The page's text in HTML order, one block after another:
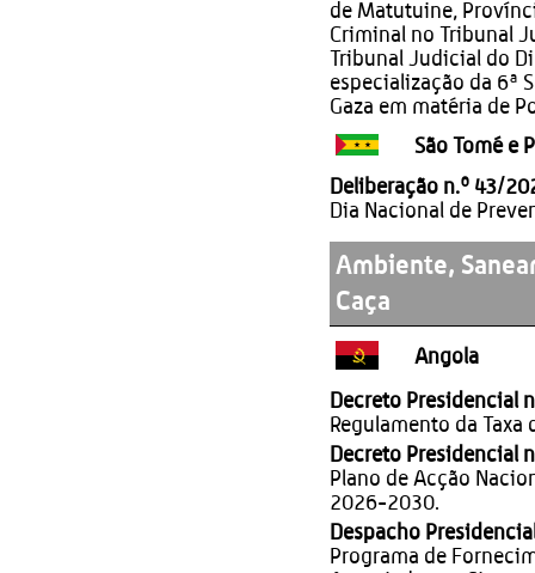
de Matutuine,
Criminal no Tribunal
Tribunal Judicial do
especialização da 6ª
Gaza em matéria de
São Tomé e
Deliberação n.º 43/
Dia Nacional de
Ambiente,
Caça
Angola
Decreto Presidencial
Regulamento da
Decreto Presidencial
Plano de Acção
2026-2030.
Despacho
Programa de